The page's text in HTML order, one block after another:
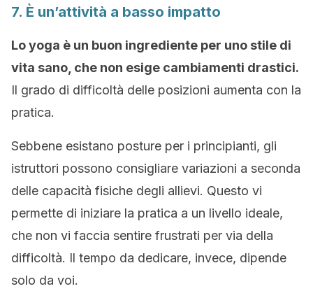
7. È un’attività a basso impatto
Lo yoga è un buon ingrediente per uno stile di
vita sano, che non esige cambiamenti drastici.
Il grado di difficoltà delle posizioni aumenta con la
pratica.
Sebbene esistano posture per i principianti, gli
istruttori possono consigliare variazioni a seconda
delle capacità fisiche degli allievi. Questo vi
permette di iniziare la pratica a un livello ideale,
che non vi faccia sentire frustrati per via della
difficoltà. Il tempo da dedicare, invece, dipende
solo da voi.